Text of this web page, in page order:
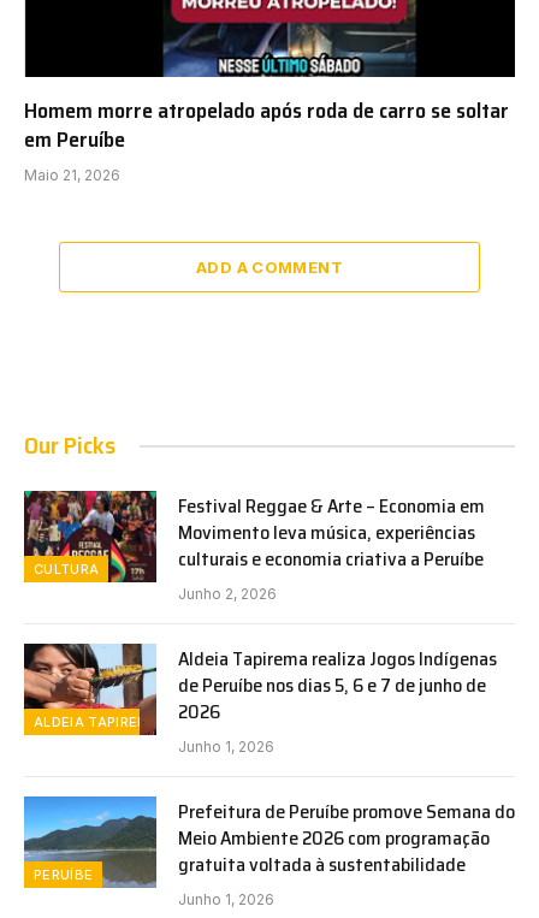
Homem morre atropelado após roda de carro se soltar
em Peruíbe
Maio 21, 2026
ADD A COMMENT
Our Picks
CULTURA
Festival Reggae & Arte – Economia em
Movimento leva música, experiências
culturais e economia criativa a Peruíbe
Junho 2, 2026
ALDEIA TAPIREMA
Aldeia Tapirema realiza Jogos Indígenas
de Peruíbe nos dias 5, 6 e 7 de junho de
2026
Junho 1, 2026
PERUÍBE
Prefeitura de Peruíbe promove Semana do
Meio Ambiente 2026 com programação
gratuita voltada à sustentabilidade
Junho 1, 2026